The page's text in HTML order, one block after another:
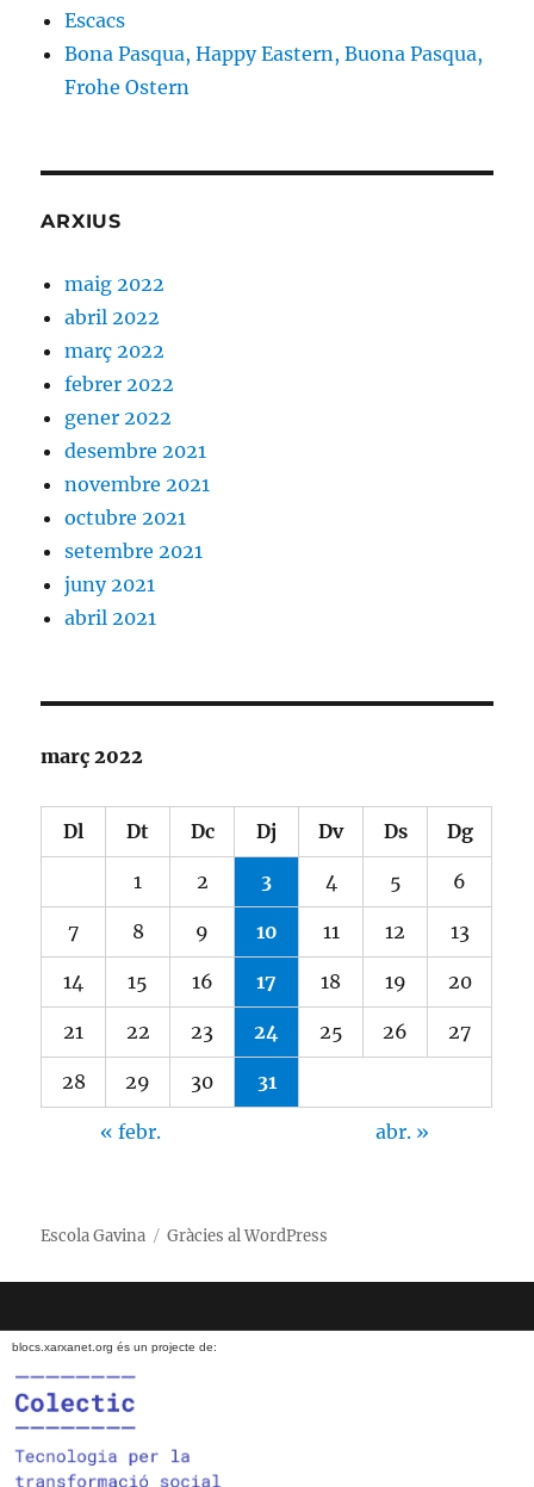
Escacs
Bona Pasqua, Happy Eastern, Buona Pasqua,
Frohe Ostern
ARXIUS
maig 2022
abril 2022
març 2022
febrer 2022
gener 2022
desembre 2021
novembre 2021
octubre 2021
setembre 2021
juny 2021
abril 2021
març 2022
Dl Dt Dc Dj Dv Ds Dg
1 2 3 4 5 6
7 8 9 10 11 12 13
14 15 16 17 18 19 20
21 22 23 24 25 26 27
28 29 30 31
« febr. abr. »
Escola Gavina Gràcies al WordPress
blocs.xarxanet.org és un projecte de: